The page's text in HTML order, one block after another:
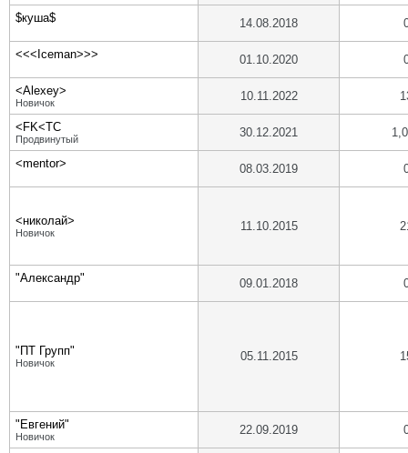
$куша$ 14.08.2018
<<<Iceman>>> 01.10.2020
<Alexey>
Новичок 10.11.2022
<FK<TC
Продвинутый 30.12.2021
<mentor> 08.03.2019
<николай>
Новичок 11.10.2015
"Александр" 09.01.2018
"ПТ Групп"
Новичок 05.11.2015
"Евгений"
Новичок 22.09.2019